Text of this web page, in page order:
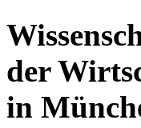
der
in